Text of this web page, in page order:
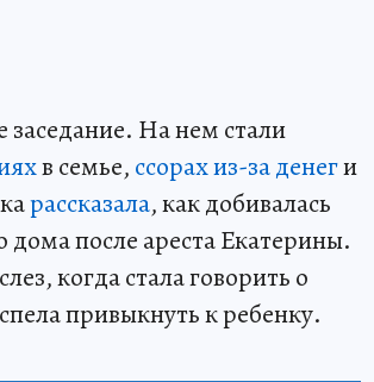
заседание. На нем стали
в семье, ссорах из-за денеги
рассказала, как добивалась
дома после ареста Екатерины.
слез, когда стала говорить о
привыкнуть к ребенку.